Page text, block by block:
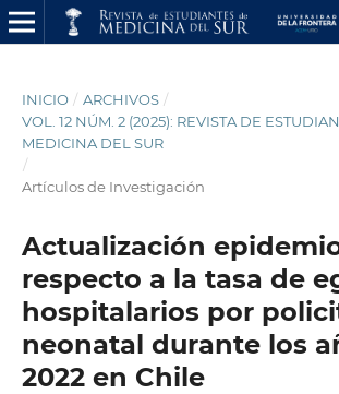
INICIO / ARCHIVOS /
VOL. 12 NÚM. 2 (2025): REVISTA DE
MEDICINA DEL SUR
/
Artículos de Investigación
Actualización
respecto a la tasa de
hospitalarios por
neonatal durante los
2022 en Chile